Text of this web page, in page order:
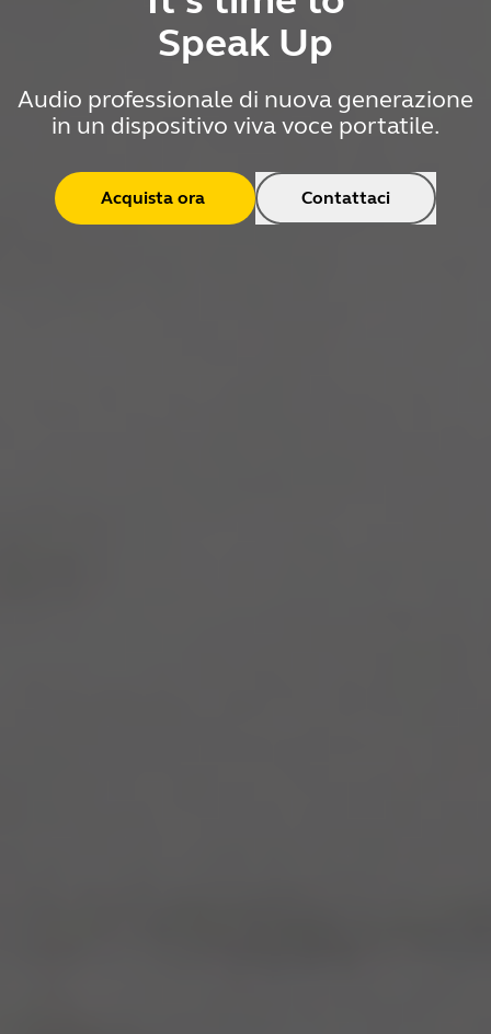
Speak Up
Audio professionale di nuova generazione
in un dispositivo viva voce portatile.
Acquista ora Contattaci